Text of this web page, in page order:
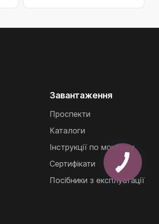
Завантаження
Проспекти
Каталоги
Інструкції по монтажу
Сертифікати
Посібники з експлуатації